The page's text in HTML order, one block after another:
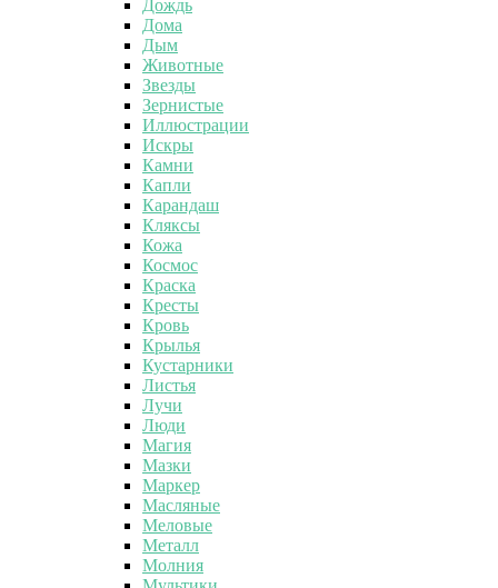
Дождь
Дома
Дым
Животные
Звезды
Зернистые
Иллюстрации
Искры
Камни
Капли
Карандаш
Кляксы
Кожа
Космос
Краска
Кресты
Кровь
Крылья
Кустарники
Листья
Лучи
Люди
Магия
Мазки
Маркер
Масляные
Меловые
Металл
Молния